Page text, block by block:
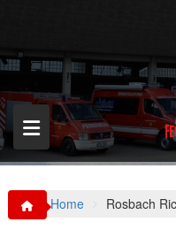
p
o
c
o
n
t
Home Rosbach